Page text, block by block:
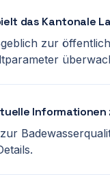
das Kantonale
zur